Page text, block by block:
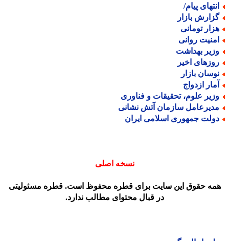
پیام/
بازار
تومانی
روانی
بهداشت
اخیر
بازار
ازدواج
علوم، تحقیقات و فناوری
سازمان آتش نشانی
جمهوری اسلامی ایران
نسخه اصلی
حقوق این سایت برای قطره محفوظ است. قطره مسئولیتی
در قبال محتوای مطالب ندارد.